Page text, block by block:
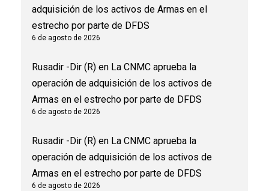
adquisición de los activos de Armas en el
estrecho por parte de DFDS
6 de agosto de 2026
Rusadir -Dir (R) en La CNMC aprueba la
operación de adquisición de los activos de
Armas en el estrecho por parte de DFDS
6 de agosto de 2026
Rusadir -Dir (R) en La CNMC aprueba la
operación de adquisición de los activos de
Armas en el estrecho por parte de DFDS
6 de agosto de 2026